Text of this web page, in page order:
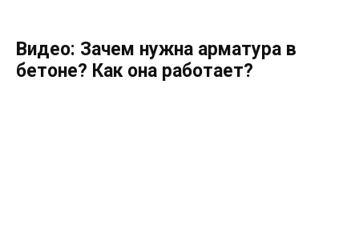
Видео: Зачем нужна арматура в
бетоне? Как она работает?